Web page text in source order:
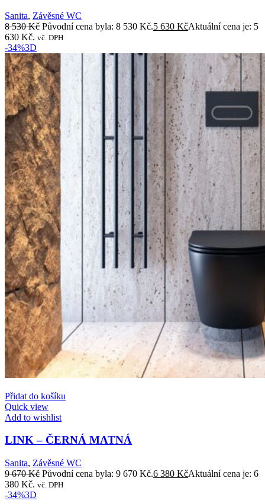
Sanita, Závěsné WC
8 530Kč Původní cena byla: 8 530 Kč.5 630 KčAktuální cena je: 5
630 Kč. vč. DPH
-34%3D
Přidat do košíku
Quick view
Add to wishlist
LINK – ČERNÁ MATNÁ
Sanita, Závěsné WC
9 670Kč Původní cena byla: 9 670 Kč.6 380 KčAktuální cena je: 6
380 Kč. vč. DPH
-34%3D